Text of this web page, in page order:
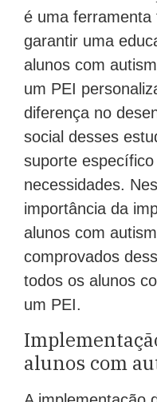
é uma
garantir uma
alunos com
um PEI
diferença no
social desses
suporte
necessidades.
importância da
alunos com
comprovados
todos os alunos
um PEI.
alunos com
A implementação